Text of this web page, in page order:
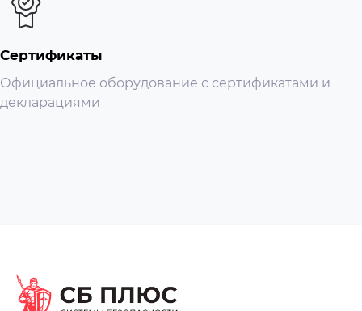
Сертификаты
Официальное оборудование с сертификатами и
декларациями